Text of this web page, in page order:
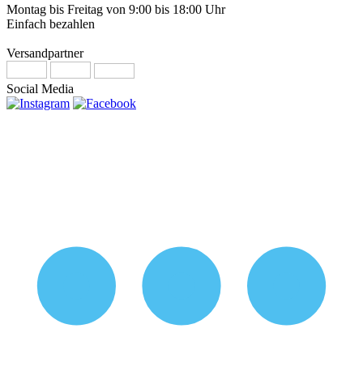
Montag bis Freitag von 9:00 bis 18:00 Uhr
Einfach bezahlen
Versandpartner
Social Media